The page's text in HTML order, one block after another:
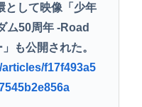
として映像「少年
ム50周年 -Road
も公開された。
f17f493a5